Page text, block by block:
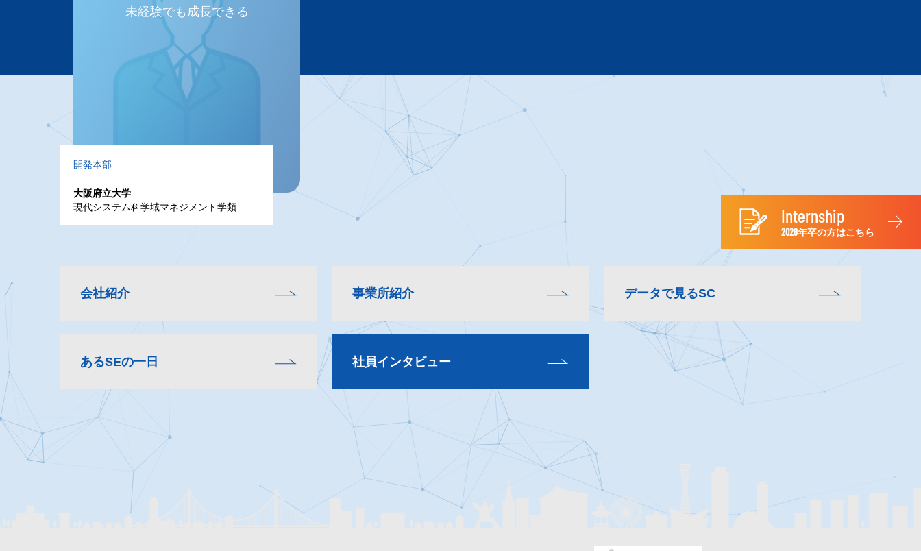
Internship
2028年卒の方はこちら
未経験でも成長できる
開発本部
大阪府立大学
現代システム科学域マネジメント学類
会社紹介 事業所紹介 データで見るSC
あるSEの一日 社員インタビュー